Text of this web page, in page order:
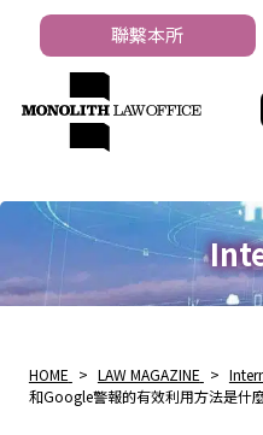
聯繫本所
HOME > LAW MAGAZINE >
和Google警報的有效利用方法是什